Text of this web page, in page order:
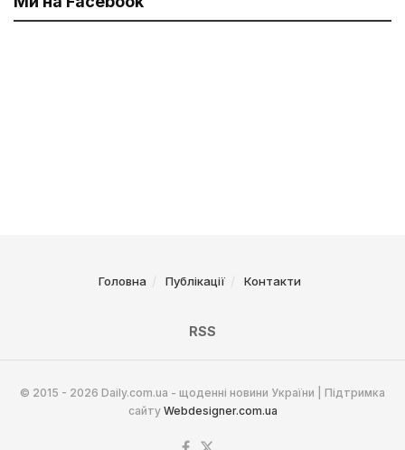
Головна Публікації Контакти
RSS
© 2015 - 2026 Daily.com.ua - щоденні новини України | Підтримка
сайту Webdesigner.com.ua